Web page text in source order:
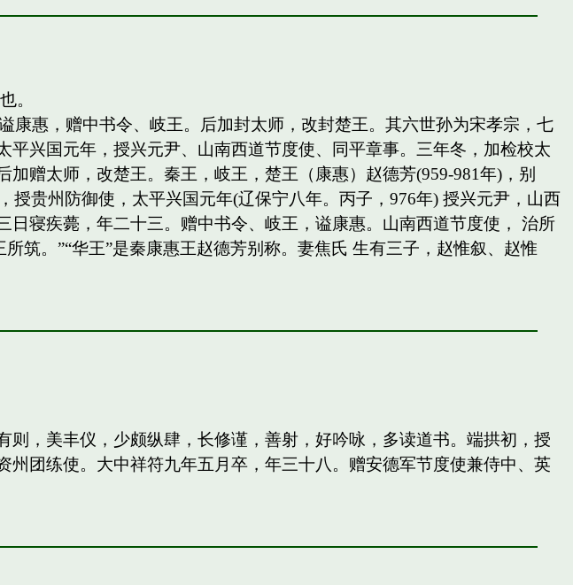
。
康惠，赠中书令、岐王。后加封太师，改封楚王。其六世孙为宋孝宗，七
兴国元年，授兴元尹、山南西道节度使、同平章事。三年冬，加检校太
赠太师，改楚王。秦王，岐王，楚王（康惠）赵德芳(959-981年)，别
授贵州防御使，太平兴国元年(辽保宁八年。丙子，976年) 授兴元尹，山西
寝疾薨，年二十三。赠中书令、岐王，谥康惠。山南西道节度使， 治所
筑。”“华王”是秦康惠王赵德芳别称。妻焦氏 生有三子，赵惟叙、赵惟
，美丰仪，少颇纵肆，长修谨，善射，好吟咏，多读道书。端拱初，授
团练使。大中祥符九年五月卒，年三十八。赠安德军节度使兼侍中、英